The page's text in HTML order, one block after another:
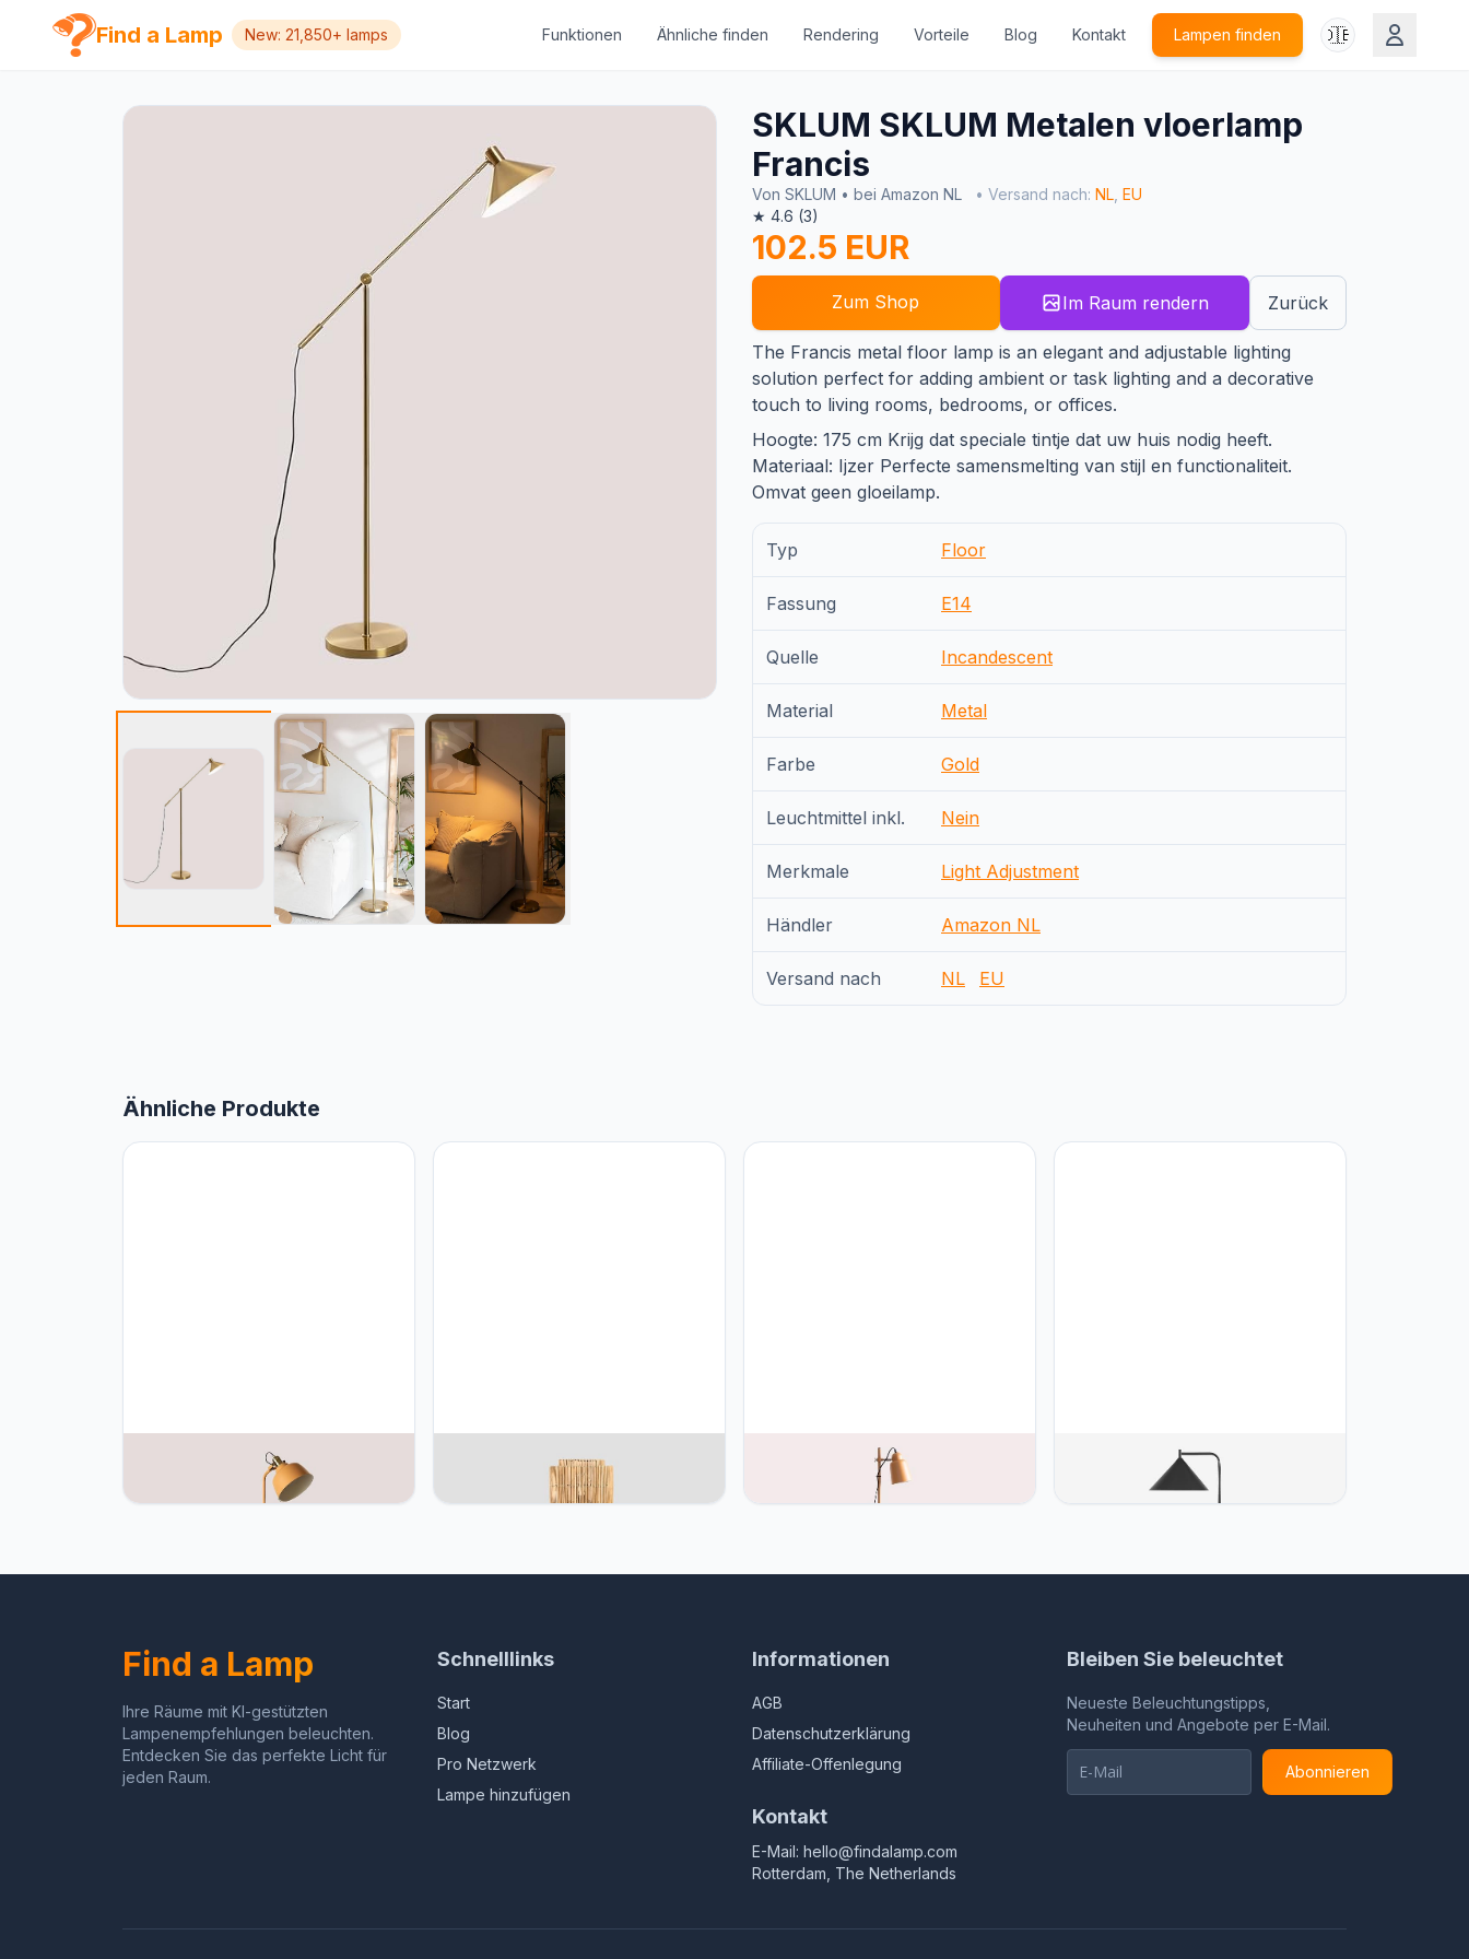
Find a Lamp New: 21,850+ lamps Funktionen Ähnliche finden Rendering Vorteile Blog Kontakt Lampen finden 🇩🇪
SKLUM SKLUM Metalen vloerlamp
Francis
Von SKLUM • bei Amazon NL • Versand nach: NL EU
★ 4.6 (3)
102.5 EUR
Zum Shop Im Raum rendern Zurück
The Francis metal floor lamp is an elegant and adjustable lighting
solution perfect for adding ambient or task lighting and a decorative
touch to living rooms, bedrooms, or offices.
Hoogte: 175 cm Krijg dat speciale tintje dat uw huis nodig heeft.
Materiaal: Ijzer Perfecte samensmelting van stijl en functionaliteit.
Omvat geen gloeilamp.
Typ Floor
Fassung E14
Quelle Incandescent
Material Metal
Farbe Gold
Leuchtmittel inkl. Nein
Merkmale Light Adjustment
Händler Amazon NL
Versand nach NL EU
Ähnliche Produkte
SKLUM SKLUM Vloerlamp Louise
Mandarijn Sinaasappel
SKLUM SKLUM Bamboe Vloerlamp
SKLUM SKLUM Charlotte vloerlamp
SKLUM SKLUM Cambrea Metal Floor
Find a Lamp
Ihre Räume mit KI-gestützten
Lampenempfehlungen beleuchten.
Entdecken Sie das perfekte Licht für
jeden Raum.
Schnelllinks
Start
Blog
Pro Netzwerk
Lampe hinzufügen
Informationen
AGB
Datenschutzerklärung
Affiliate-Offenlegung
Kontakt
E-Mail: hello@findalamp.com
Rotterdam, The Netherlands
Bleiben Sie beleuchtet
Neueste Beleuchtungstipps,
Neuheiten und Angebote per E-Mail.
Abonnieren